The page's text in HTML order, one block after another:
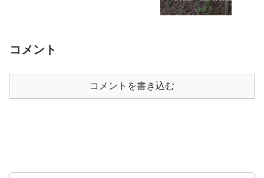
コメント
コメントを書き込む